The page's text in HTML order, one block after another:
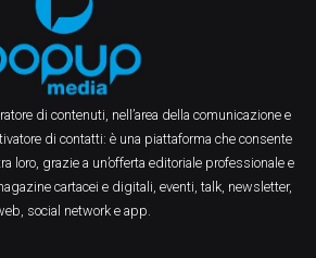
di contenuti, nell’area della comunicazione e
di contatti: è una piattaforma che consente
loro, grazie a un’offerta editoriale professionale e
cartacei e digitali, eventi, talk, newsletter,
social network e app.